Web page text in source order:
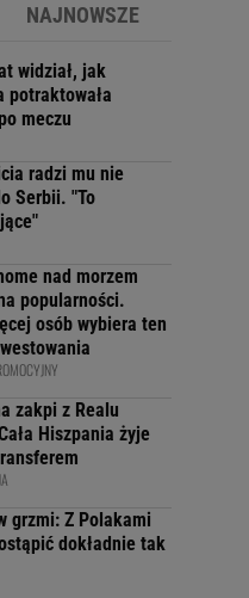
NAJNOWSZE
widział, jak
potraktowała
meczu
radzi mu nie
Serbii. "To
nad morzem
popularności.
osób wybiera ten
zakpi z Realu
Hiszpania żyje
grzmi: Z Polakami
dokładnie tak